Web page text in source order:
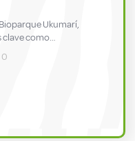
Ukumarí,
clave como…
0